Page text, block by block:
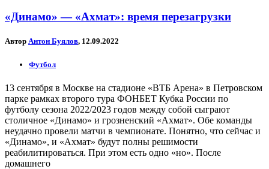
«Динамо» — «Ахмат»: время перезагрузки
Автор Антон Буялов, 12.09.2022
Футбол
13 сентября в Москве на стадионе «ВТБ Арена» в Петровском
парке рамках второго тура ФОНБЕТ Кубка России по
футболу сезона 2022/2023 годов между собой сыграют
столичное «Динамо» и грозненский «Ахмат». Обе команды
неудачно провели матчи в чемпионате. Понятно, что сейчас и
«Динамо», и «Ахмат» будут полны решимости
реабилитироваться. При этом есть одно «но». После
домашнего